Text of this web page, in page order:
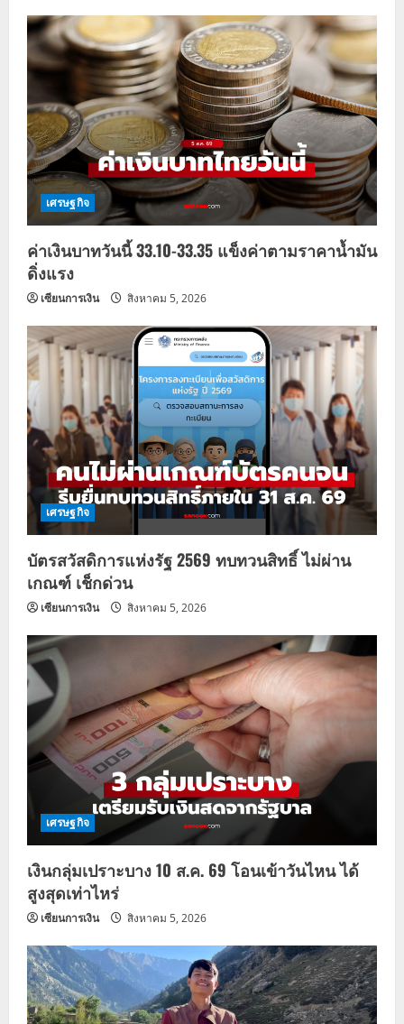
เศรษฐกิจ
ค่าเงินบาทวันนี้ 33.10-33.35 แข็งค่าตามราคาน้ำมัน
ดิ่งแรง
เซียนการเงิน สิงหาคม 5, 2026
เศรษฐกิจ
บัตรสวัสดิการแห่งรัฐ 2569 ทบทวนสิทธิ์ ไม่ผ่าน
เกณฑ์ เช็กด่วน
เซียนการเงิน สิงหาคม 5, 2026
เศรษฐกิจ
เงินกลุ่มเปราะบาง 10 ส.ค. 69 โอนเข้าวันไหน ได้
สูงสุดเท่าไหร่
เซียนการเงิน สิงหาคม 5, 2026